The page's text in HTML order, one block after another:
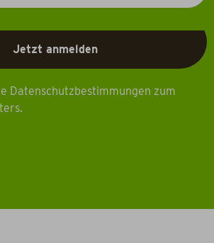
Datenschutzbestimmungen zum